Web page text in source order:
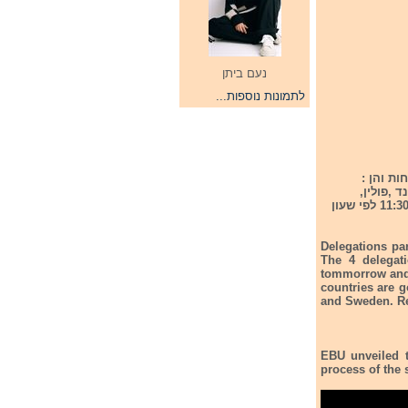
נעם ביתן
לתמונות נוספות...
בבאזל החלו להגיע לבאזל.כרגע נמצאות בעיר 4 משלחות והן :
7 מדינות והן : איסלנד ,פולין,
אסטוניה , אוקראינה ושבדיה. לכל מדינה הוקצב 40 דקות חזרה על הבמה. החזרות יחלו בשעה 11:30 לפי שעון
Delegations
The 4
tommorrow
countries are
and Sweden.
EBU
process of the